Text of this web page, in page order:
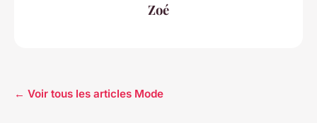
Zoé
← Voir tous les articles Mode